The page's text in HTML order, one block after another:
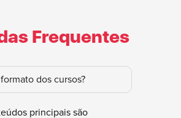
Frequentes
dos cursos?
principais são